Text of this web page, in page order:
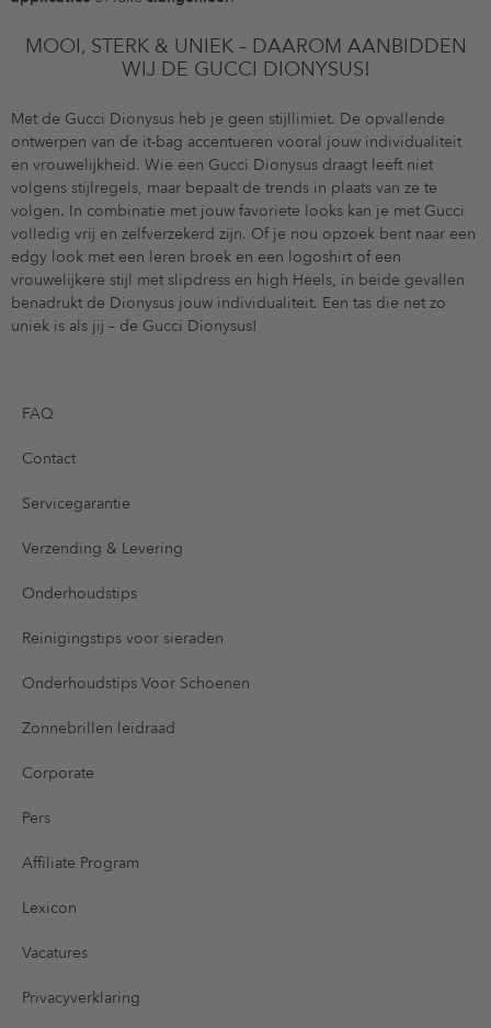
MOOI, STERK & UNIEK – DAAROM AANBIDDEN
WIJ DE GUCCI DIONYSUS!
Met de Gucci Dionysus heb je geen stijllimiet. De opvallende
ontwerpen van de it-bag accentueren vooral jouw individualiteit
en vrouwelijkheid. Wie een Gucci Dionysus draagt leeft niet
volgens stijlregels, maar bepaalt de trends in plaats van ze te
volgen. In combinatie met jouw favoriete looks kan je met Gucci
volledig vrij en zelfverzekerd zijn. Of je nou opzoek bent naar een
edgy look met een leren broek en een logoshirt of een
vrouwelijkere stijl met slipdress en high Heels, in beide gevallen
benadrukt de Dionysus jouw individualiteit. Een tas die net zo
uniek is als jij – de Gucci Dionysus!
FAQ
Contact
Servicegarantie
Verzending & Levering
Onderhoudstips
Reinigingstips voor sieraden
Onderhoudstips Voor Schoenen
Zonnebrillen leidraad
Corporate
Pers
Affiliate Program
Lexicon
Vacatures
Privacyverklaring